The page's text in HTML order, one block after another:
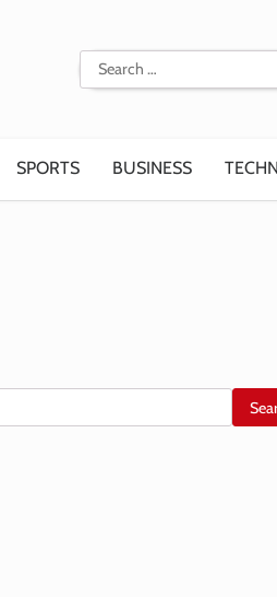
Search
for:
SPORTS BUSINESS